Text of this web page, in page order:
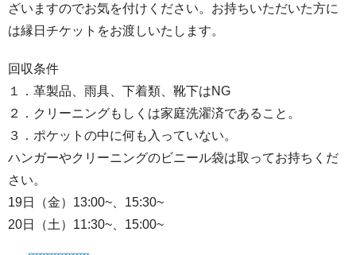
ざいますのでお気を付けください。お持ちいただいた方に
は縁日チケットをお渡しいたします。
回収条件
１．革製品、雨具、下着類、靴下はNG
２．クリーニングもしくは家庭洗濯済であること。
３．ポケットの中に何も入っていない。
ハンガーやクリーニングのビニール袋は取ってお持ちくだ
さい。
19日（金）13:00~、15:30~
20日（土）11:30~、15:00~